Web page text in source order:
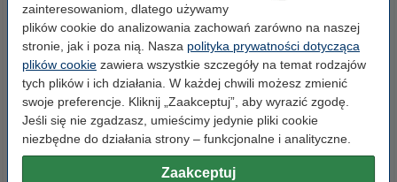
zainteresowaniom, dlatego używamy
plików cookie do analizowania zachowań zarówno na naszej
stronie, jak i poza nią. Nasza polityka prywatności dotycząca
plików cookie zawiera wszystkie szczegóły na temat rodzajów
tych plików i ich działania. W każdej chwili możesz zmienić
swoje preferencje. Kliknij „Zaakceptuj”, aby wyrazić zgodę.
Jeśli się nie zgadzasz, umieścimy jedynie pliki cookie
niezbędne do działania strony – funkcjonalne i analityczne.
Zaakceptuj
Etykiety wysyłkowe A6 (105 x
148 mm), 100 etykiet, 123drukuj
14,90 zł z VAT
Spinacze biurowe 33 mm
okrągłe (100 sztuk), 123drukuj
2,90 zł z VAT